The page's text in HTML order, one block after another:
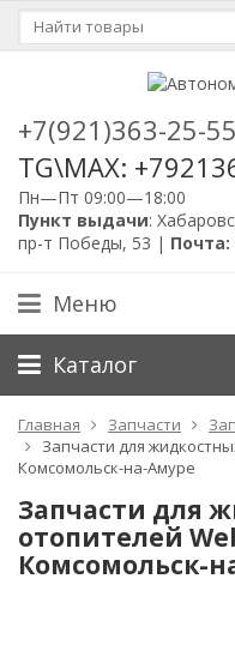
+7(921)363-25-55
TG\MAX:
Пн—Пт 09:00—18:00
Пункт выдачи:
пр-т Победы, 53 | Почта:
Меню
Каталог
Главная Запчасти
Запчасти для
Комсомольск-на-Амуре
Запчасти для
отопителей
Комсомольск-